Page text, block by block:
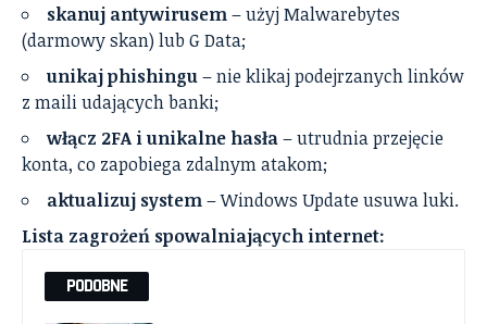
skanuj antywirusem– użyj Malwarebytes
(darmowy skan) lub G Data;
unikaj phishingu– nie klikaj podejrzanych linków
z maili udających banki;
włącz 2FA i unikalne hasła– utrudnia przejęcie
konta, co zapobiega zdalnym atakom;
aktualizuj system– Windows Update usuwa luki.
Lista zagrożeń spowalniających internet:
PODOBNE